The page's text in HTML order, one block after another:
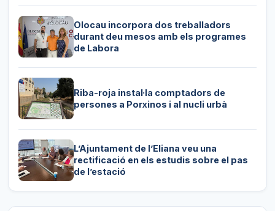
Olocau incorpora dos treballadors
durant deu mesos amb els programes
de Labora
Riba-roja instal·la comptadors de
persones a Porxinos i al nucli urbà
L’Ajuntament de l’Eliana veu una
rectificació en els estudis sobre el pas
de l’estació